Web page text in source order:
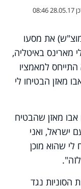
28.05.17 08:46
את מסעו
מארינס באיטליה,
התייחס למאמציו
מאזן הבטיחו לי
מאזן שהבטיח
ישראל, ואני
שהוא מוכן
נגד